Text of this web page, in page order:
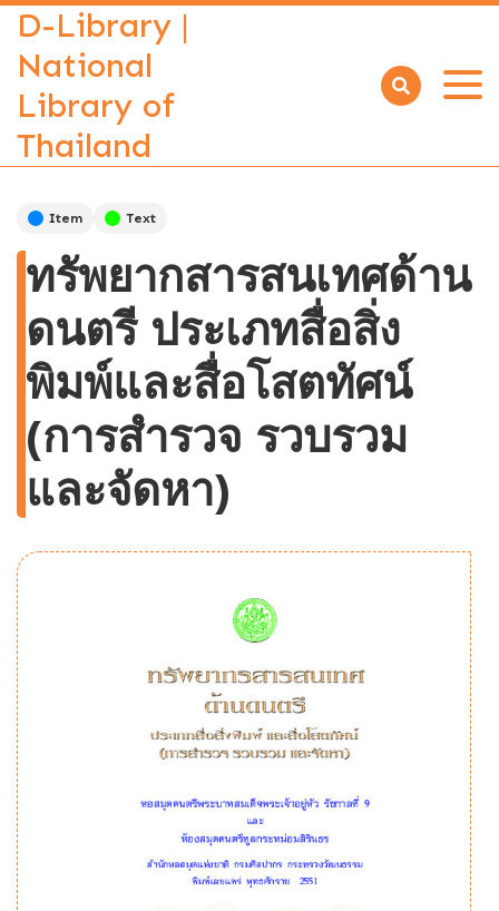
D-Library |
National
Library of
Thailand
Open
Item Text
ทรัพยากสารสนเทศด้าน
ดนตรี ประเภทสื่อสิ่ง
พิมพ์และสื่อโสตทัศน์
(การสำรวจ รวบรวม
และจัดหา)